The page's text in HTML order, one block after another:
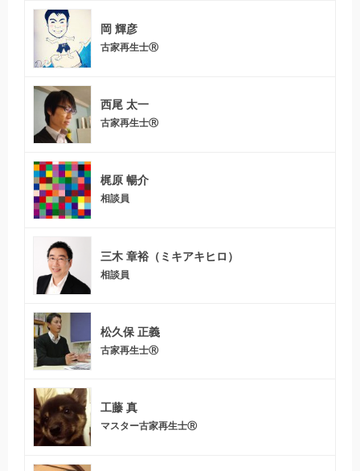
岡 輝彦
古家再生士Ⓡ
西尾 太一
古家再生士Ⓡ
梶原 暢介
相談員
三木 章裕（ミキアキヒロ）
相談員
松久保 正義
古家再生士Ⓡ
工藤 真
マスター古家再生士Ⓡ